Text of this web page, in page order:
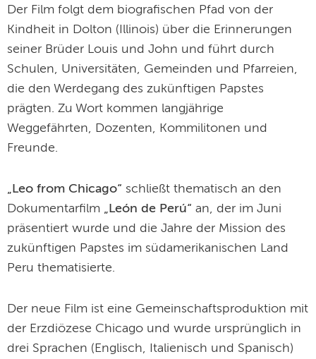
Der Film folgt dem biografischen Pfad von der
Kindheit in Dolton (Illinois) über die Erinnerungen
seiner Brüder Louis und John und führt durch
Schulen, Universitäten, Gemeinden und Pfarreien,
die den Werdegang des zukünftigen Papstes
prägten. Zu Wort kommen langjährige
Weggefährten, Dozenten, Kommilitonen und
Freunde.
„Leo from Chicago“ schließt thematisch an den
Dokumentarfilm „León de Perú“ an, der im Juni
präsentiert wurde und die Jahre der Mission des
zukünftigen Papstes im südamerikanischen Land
Peru thematisierte.
Der neue Film ist eine Gemeinschaftsproduktion mit
der Erzdiözese Chicago und wurde ursprünglich in
drei Sprachen (Englisch, Italienisch und Spanisch)